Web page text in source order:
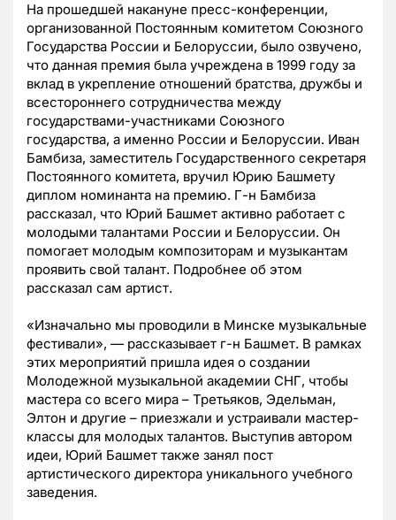
На прошедшей накануне пресс-конференции,
организованной Постоянным комитетом Союзного
Государства России и Белоруссии, было озвучено,
что данная премия была учреждена в 1999 году за
вклад в укрепление отношений братства, дружбы и
всестороннего сотрудничества между
государствами-участниками Союзного
государства, а именно России и Белоруссии. Иван
Бамбиза, заместитель Государственного секретаря
Постоянного комитета, вручил Юрию Башмету
диплом номинанта на премию. Г-н Бамбиза
рассказал, что Юрий Башмет активно работает с
молодыми талантами России и Белоруссии. Он
помогает молодым композиторам и музыкантам
проявить свой талант. Подробнее об этом
рассказал сам артист.
«Изначально мы проводили в Минске музыкальные
фестивали», — рассказывает г-н Башмет. В рамках
этих мероприятий пришла идея о создании
Молодежной музыкальной академии СНГ, чтобы
мастера со всего мира – Третьяков, Эдельман,
Элтон и другие – приезжали и устраивали мастер-
классы для молодых талантов. Выступив автором
идеи, Юрий Башмет также занял пост
артистического директора уникального учебного
заведения.